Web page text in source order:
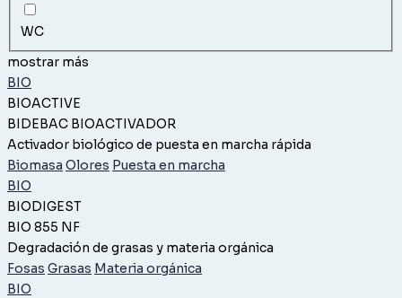
WC
mostrar más
BIO
BIOACTIVE
BIDEBAC BIOACTIVADOR
Activador biológico de puesta en marcha rápida
Biomasa Olores Puesta en marcha
BIO
BIODIGEST
BIO 855 NF
Degradación de grasas y materia orgánica
Fosas Grasas Materia orgánica
BIO